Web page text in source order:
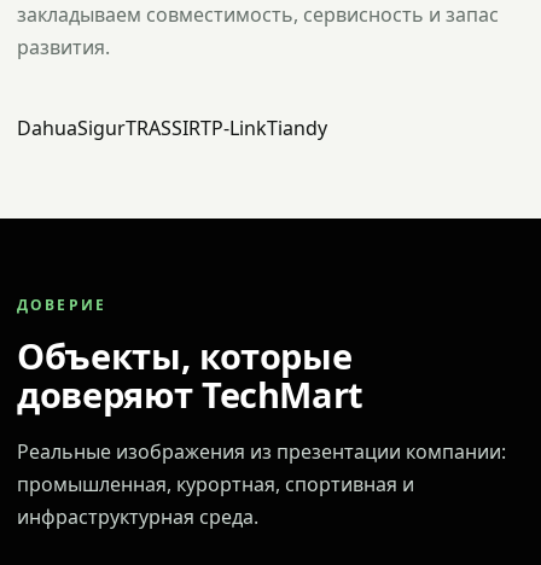
закладываем совместимость, сервисность и запас
развития.
DahuaSigurTRASSIRTP-LinkTiandy
ДОВЕРИЕ
Объекты, которые
доверяют TechMart
Реальные изображения из презентации компании:
промышленная, курортная, спортивная и
инфраструктурная среда.